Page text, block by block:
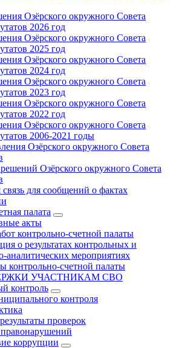
Озёрского окружного Совета
2026 год
Озёрского окружного Совета
2025 год
Озёрского окружного Совета
2024 год
Озёрского окружного Совета
2023 год
Озёрского окружного Совета
2022 год
Озёрского окружного Совета
2006-2021 годы
Озёрского окружного Совета
Озёрского окружного Совета
для сообщений о фактах
палата
акты
контрольно-счетной палаты
о результатах контрольных и
аналитических мероприятиях
контрольно-счетной палаты
УЧАСТНИКАМ СВО
контроль
контроля
проверок
коррупции